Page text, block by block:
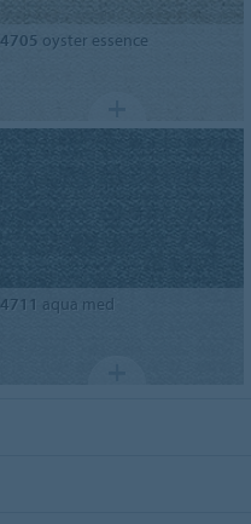
4705 oyster essence
4711 aqua med